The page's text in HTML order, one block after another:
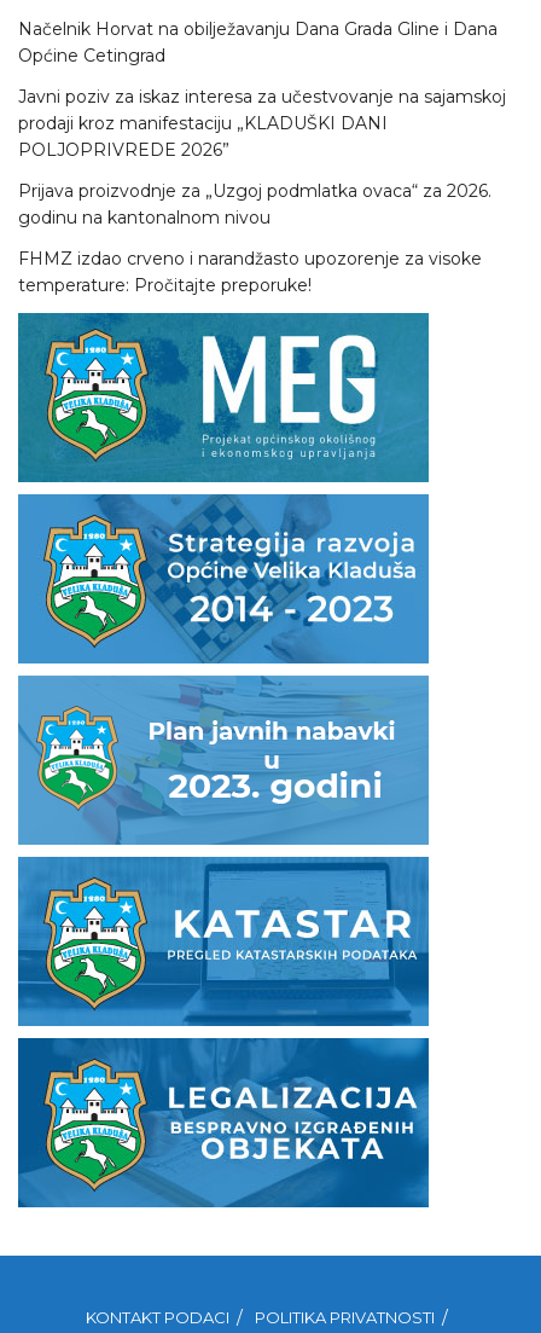
Načelnik Horvat na obilježavanju Dana Grada Gline i Dana
Općine Cetingrad
Javni poziv za iskaz interesa za učestvovanje na sajamskoj
prodaji kroz manifestaciju „KLADUŠKI DANI
POLJOPRIVREDE 2026”
Prijava proizvodnje za „Uzgoj podmlatka ovaca“ za 2026.
godinu na kantonalnom nivou
FHMZ izdao crveno i narandžasto upozorenje za visoke
temperature: Pročitajte preporuke!
KONTAKT PODACI POLITIKA PRIVATNOSTI